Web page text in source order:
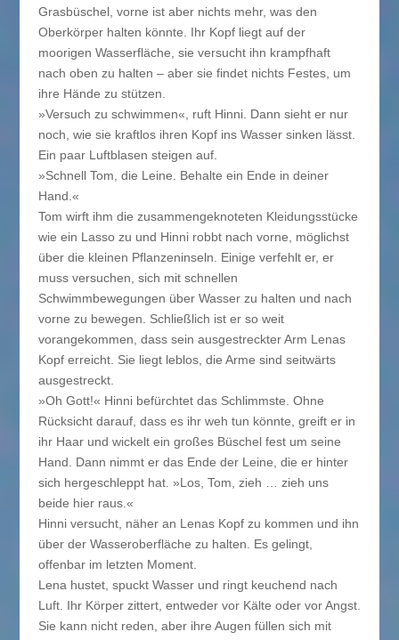
Grasbüschel, vorne ist aber nichts mehr, was den
Oberkörper halten könnte. Ihr Kopf liegt auf der
moorigen Wasserfläche, sie versucht ihn krampfhaft
nach oben zu halten – aber sie findet nichts Festes, um
ihre Hände zu stützen.
»Versuch zu schwimmen«, ruft Hinni. Dann sieht er nur
noch, wie sie kraftlos ihren Kopf ins Wasser sinken lässt.
Ein paar Luftblasen steigen auf.
»Schnell Tom, die Leine. Behalte ein Ende in deiner
Hand.«
Tom wirft ihm die zusammengeknoteten Kleidungsstücke
wie ein Lasso zu und Hinni robbt nach vorne, möglichst
über die kleinen Pflanzeninseln. Einige verfehlt er, er
muss versuchen, sich mit schnellen
Schwimmbewegungen über Wasser zu halten und nach
vorne zu bewegen. Schließlich ist er so weit
vorangekommen, dass sein ausgestreckter Arm Lenas
Kopf erreicht. Sie liegt leblos, die Arme sind seitwärts
ausgestreckt.
»Oh Gott!« Hinni befürchtet das Schlimmste. Ohne
Rücksicht darauf, dass es ihr weh tun könnte, greift er in
ihr Haar und wickelt ein großes Büschel fest um seine
Hand. Dann nimmt er das Ende der Leine, die er hinter
sich hergeschleppt hat. »Los, Tom, zieh … zieh uns
beide hier raus.«
Hinni versucht, näher an Lenas Kopf zu kommen und ihn
über der Wasseroberfläche zu halten. Es gelingt,
offenbar im letzten Moment.
Lena hustet, spuckt Wasser und ringt keuchend nach
Luft. Ihr Körper zittert, entweder vor Kälte oder vor Angst.
Sie kann nicht reden, aber ihre Augen füllen sich mit